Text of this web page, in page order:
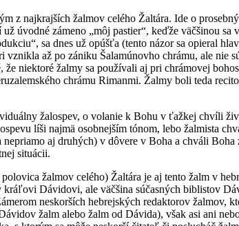
z najkrajších žalmov celého Žaltára. Ide o
úvodné zámeno „môj pastier“, keďže väčšinou
sa dnes už opúšťa (tento názor sa opieral
vznikla až po zániku Šalamúnovho chrámu, ale nie
niektoré žalmy sa používali aj pri chrámovej
chrámu Rimanmi. Žalmy boli teda
žalospev, o volanie k Bohu v ťažkej chvíli
líši najmä osobnejším tónom, lebo žalmista
nepriamo aj druhých) v dôvere v Boha a chváli
situácii.
žalmov celého) Žaltára je aj tento žalm v
kráľovi Dávidovi, ale väčšina súčasných biblistov
neskorších hebrejských redaktorov žalmov,
žalm alebo žalm od Dávida), však asi ani